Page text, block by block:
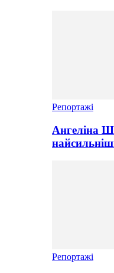
Репортажі
Ангеліна
Репортажі